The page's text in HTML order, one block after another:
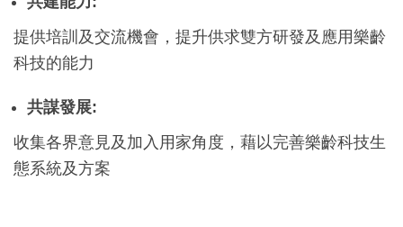
提供培訓及交流機會，提升供求雙方研發及應用樂齡
科技的能力
共謀發展:
收集各界意見及加入用家角度，藉以完善樂齡科技生
態系統及方案